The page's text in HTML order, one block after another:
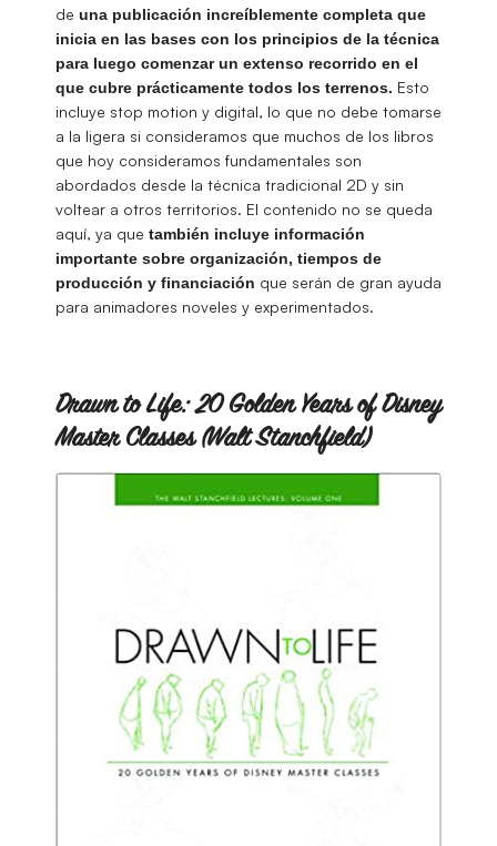
de una publicación increíblemente completa que
inicia en las bases con los principios de la técnica
para luego comenzar un extenso recorrido en el
que cubre prácticamente todos los terrenos. Esto
incluye stop motion y digital, lo que no debe tomarse
a la ligera si consideramos que muchos de los libros
que hoy consideramos fundamentales son
abordados desde la técnica tradicional 2D y sin
voltear a otros territorios. El contenido no se queda
aquí, ya que también incluye información
importante sobre organización, tiempos de
producción y financiación que serán de gran ayuda
para animadores noveles y experimentados.
Drawn to Life: 20 Golden Years of Disney
Master Classes (Walt Stanchfield)